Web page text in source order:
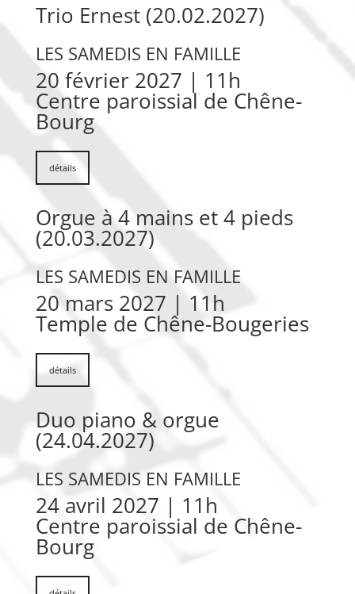
Trio Ernest (20.02.2027)
LES SAMEDIS EN FAMILLE
20 février 2027 | 11h
Centre paroissial de Chêne-
Bourg
détails
Orgue à 4 mains et 4 pieds
(20.03.2027)
LES SAMEDIS EN FAMILLE
20 mars 2027 | 11h
Temple de Chêne-Bougeries
détails
Duo piano & orgue
(24.04.2027)
LES SAMEDIS EN FAMILLE
24 avril 2027 | 11h
Centre paroissial de Chêne-
Bourg